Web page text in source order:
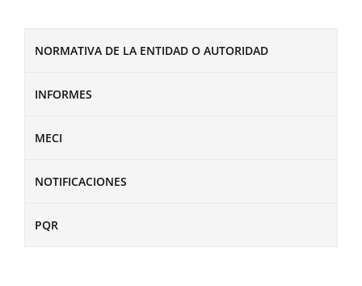
NORMATIVA DE LA ENTIDAD O AUTORIDAD
INFORMES
MECI
NOTIFICACIONES
PQR